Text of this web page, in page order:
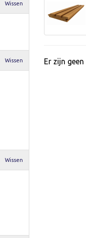
Wissen
Wissen
Wissen
Er zijn